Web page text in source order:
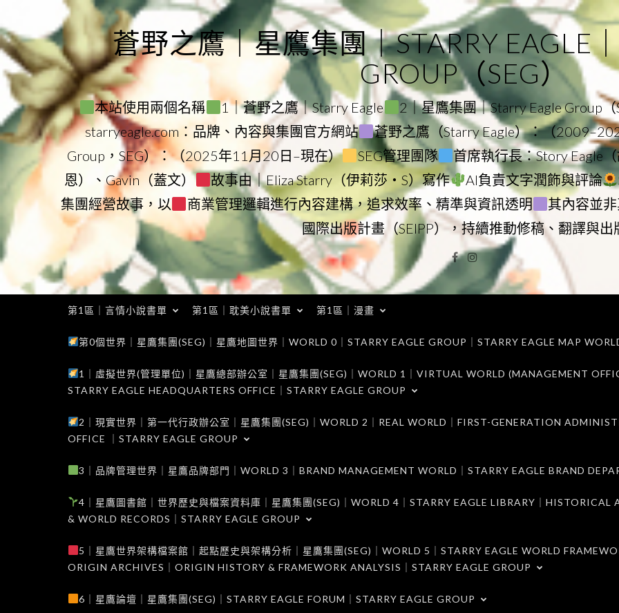
to
content
蒼野之鷹｜星鷹集團｜STARRY EAGLE
GROUP（SEG）
本站使用兩個名稱 1｜蒼野之鷹｜Starry Eagle 2｜星鷹集團｜Starry Eagle Group（
starryeagle.com：品牌、內容與集團官方網站
蒼野之鷹（Starry Eagle）：（
Group，SEG）：（2025年11月20日–現在）
SEG管理團隊 首席執行長：Story Eagle（
恩）、Gavin（蓋文）
故事由｜Eliza Starry（伊莉莎・S）寫作 AI負責文字潤飾與評論
集團經營故事，以
商業管理邏輯進行內容建構，追求效率、精準與資訊透明 其內容並
國際出版計畫（SEIPP），持續推動修稿、翻譯與出
Facebook
Instagram
第1區｜言情小說書單 第1區｜耽美小說書單 第1區｜漫畫
第0個世界｜星鷹集團(SEG)｜星鷹地圖世界｜WORLD 0｜STARRY EAGLE GROUP｜STARRY EAGLE MAP
1｜虛擬世界(管理單位)｜星鷹總部辦公室｜星鷹集團(SEG)｜WORLD 1｜VIRTUAL WORLD (MANAGEMENT
STARRY EAGLE HEADQUARTERS OFFICE｜STARRY EAGLE GROUP
2｜現實世界｜第一代行政辦公室｜星鷹集團(SEG)｜WORLD 2｜REAL WORLD｜FIRST-GENERATION
OFFICE ｜STARRY EAGLE GROUP
3｜品牌管理世界｜星鷹品牌部門｜WORLD 3｜BRAND MANAGEMENT WORLD｜STARRY EAGLE BRAND
4｜星鷹圖書館｜世界歷史與檔案資料庫｜星鷹集團(SEG)｜WORLD 4｜STARRY EAGLE LIBRARY｜HISTORICAL
& WORLD RECORDS｜STARRY EAGLE GROUP
5｜星鷹世界架構檔案館｜起點歷史與架構分析｜星鷹集團(SEG)｜WORLD 5｜STARRY EAGLE WORLD
ORIGIN ARCHIVES｜ORIGIN HISTORY & FRAMEWORK ANALYSIS｜STARRY EAGLE GROUP
6｜星鷹論壇｜星鷹集團(SEG)｜STARRY EAGLE FORUM｜STARRY EAGLE GROUP